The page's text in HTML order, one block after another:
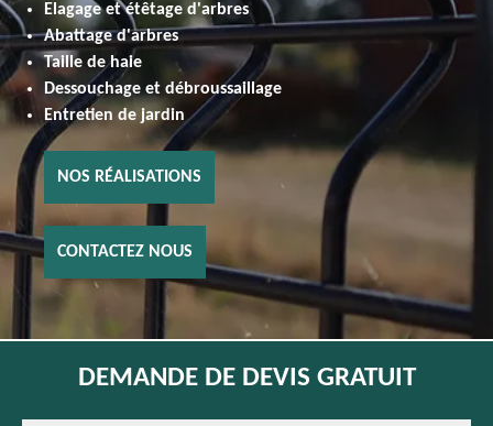
Elagage et étêtage d'arbres
Abattage d'arbres
Taille de haie
Dessouchage et débroussaillage
Entretien de jardin
NOS RÉALISATIONS
CONTACTEZ NOUS
DEMANDE DE DEVIS GRATUIT